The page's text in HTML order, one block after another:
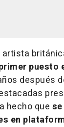
artista
puesto
después
hecho que
en